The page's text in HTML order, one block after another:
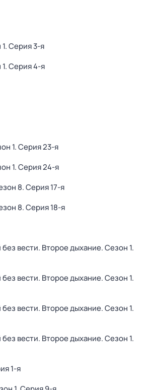
. Серия 3-я
. Серия 4-я
1. Серия 23-я
1. Серия 24-я
8. Серия 17-я
8. Серия 18-я
вести. Второе дыхание. Сезон 1.
вести. Второе дыхание. Сезон 1.
вести. Второе дыхание. Сезон 1.
вести. Второе дыхание. Сезон 1.
1-я